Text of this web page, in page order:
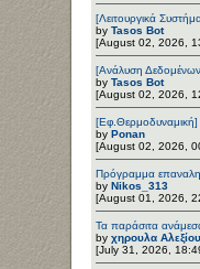
[Λειτουργικά
by Tasos Bot
[August 02, 2026,
[Ανάλυση
by Tasos Bot
[August 02, 2026,
[Εφ.Θερμοδυναμική]
by Ponan
[August 02, 2026,
Πρόγραμμα
by Nikos_313
[August 01, 2026,
Τα παράσιτα
by χηρουλα Αλεξίου
[July 31, 2026,